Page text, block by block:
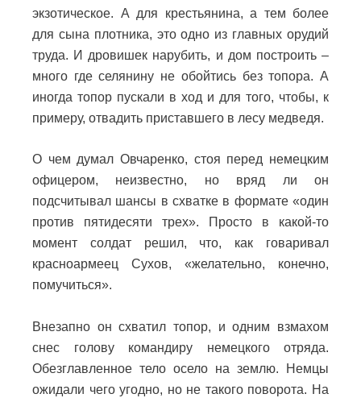
экзотическое. А для крестьянина, а тем более
для сына плотника, это одно из главных орудий
труда. И дровишек нарубить, и дом построить –
много где селянину не обойтись без топора. А
иногда топор пускали в ход и для того, чтобы, к
примеру, отвадить приставшего в лесу медведя.
О чем думал Овчаренко, стоя перед немецким
офицером, неизвестно, но вряд ли он
подсчитывал шансы в схватке в формате «один
против пятидесяти трех». Просто в какой-то
момент солдат решил, что, как говаривал
красноармеец Сухов, «желательно, конечно,
помучиться».
Внезапно он схватил топор, и одним взмахом
снес голову командиру немецкого отряда.
Обезглавленное тело осело на землю.
Немцы
ожидали чего угодно, но не такого поворота. На